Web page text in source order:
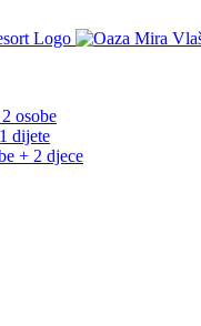
osobe
dijete
+ 2 djece